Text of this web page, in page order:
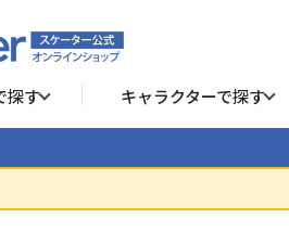
探す キャラクターで探す